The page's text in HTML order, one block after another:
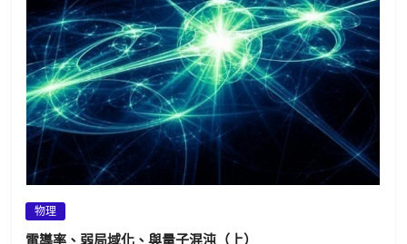
物理
電導率、弱局域化、與量子混沌（上）